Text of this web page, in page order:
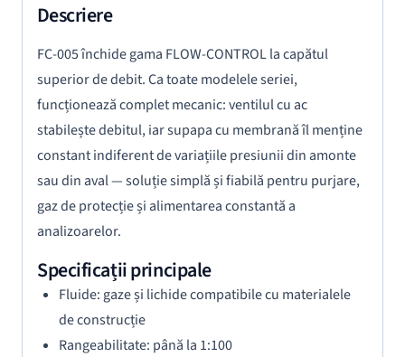
Descriere
FC-005 închide gama FLOW-CONTROL la capătul
superior de debit. Ca toate modelele seriei,
funcționează complet mecanic: ventilul cu ac
stabilește debitul, iar supapa cu membrană îl menține
constant indiferent de variațiile presiunii din amonte
sau din aval — soluție simplă și fiabilă pentru purjare,
gaz de protecție și alimentarea constantă a
analizoarelor.
Specificații principale
Fluide: gaze și lichide compatibile cu materialele
de construcție
Rangeabilitate: până la 1:100